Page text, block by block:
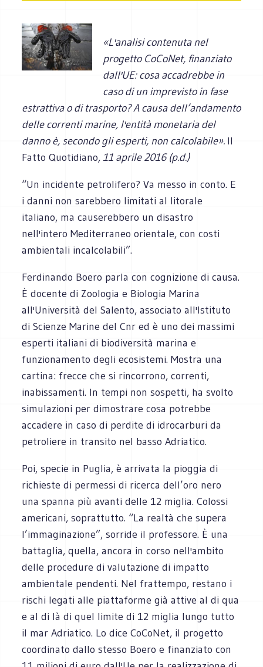
«L'analisi contenuta nel
progetto CoCoNet, finanziato
dall'UE: cosa accadrebbe in
caso di un imprevisto in fase
estrattiva o di trasporto? A causa dell’andamento
delle correnti marine, l'entità monetaria del
danno è, secondo gli esperti, non calcolabile». Il
Fatto Quotidiano,11 aprile 2016 (p.d.)
“Un incidente petrolifero? Va messo in conto. E
i danni non sarebbero limitati al litorale
italiano, ma causerebbero un disastro
nell'intero Mediterraneo orientale, con costi
ambientali incalcolabili”.
Ferdinando Boero parla con cognizione di causa.
È docente di Zoologia e Biologia Marina
all'Università del Salento, associato all'Istituto
di Scienze Marine del Cnr ed è uno dei massimi
esperti italiani di biodiversità marina e
funzionamento degli ecosistemi. Mostra una
cartina: frecce che si rincorrono, correnti,
inabissamenti. In tempi non sospetti, ha svolto
simulazioni per dimostrare cosa potrebbe
accadere in caso di perdite di idrocarburi da
petroliere in transito nel basso Adriatico.
Poi, specie in Puglia, è arrivata la pioggia di
richieste di permessi di ricerca dell’oro nero
una spanna più avanti delle 12 miglia. Colossi
americani, soprattutto. “La realtà che supera
l’immaginazione”, sorride il professore. È una
battaglia, quella, ancora in corso nell'ambito
delle procedure di valutazione di impatto
ambientale pendenti. Nel frattempo, restano i
rischi legati alle piattaforme già attive al di qua
e al di là di quel limite di 12 miglia lungo tutto
il mar Adriatico. Lo dice CoCoNet, il progetto
coordinato dallo stesso Boero e finanziato con